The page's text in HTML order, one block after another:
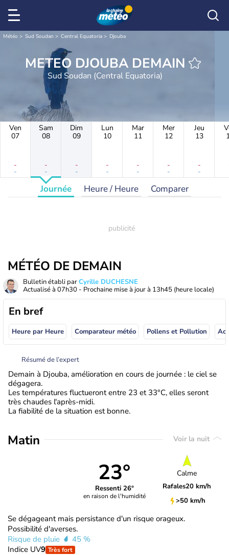
Météo Sud Soudan Central Equatoria Djouba
METEO DJOUBA DEMAIN
Sud Soudan (Central Equatoria)
Ven
07
-
-
Sam
08
-
-
Dim
09
-
-
Lun
10
-
-
Mar
11
-
-
Mer
12
-
-
Jeu
13
-
-
Journée Heure / Heure Comparer
MÉTÉO DE DEMAIN
Bulletin établi parCyrille DUCHESNE
Actualisé à 07h30 - Prochaine mise à jour à 13h45 (heure locale)
En bref
Heure par Heure Comparateur météo Pollens et Pollution
Résumé de l’expert
Demain à Djouba, amélioration en cours de journée : le ciel se
dégagera.
Les températures fluctueront entre 23 et 33°C, elles seront
très chaudes l'après-midi.
La fiabilité de la situation est bonne.
Matin Voir la nuit
23°
Ressenti 26°
en raison de l'humidité
Calme
Rafales20 km/h
>50 km/h
Se dégageant mais persistance d'un risque orageux.
Possibilité d'averses.
Risque de pluie
45 %
Indice UV9 Très fort